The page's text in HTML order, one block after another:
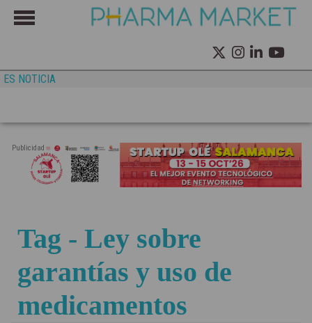
ES NOTICIA
Publicidad
Tag - Ley sobre
garantías y uso de
medicamentos